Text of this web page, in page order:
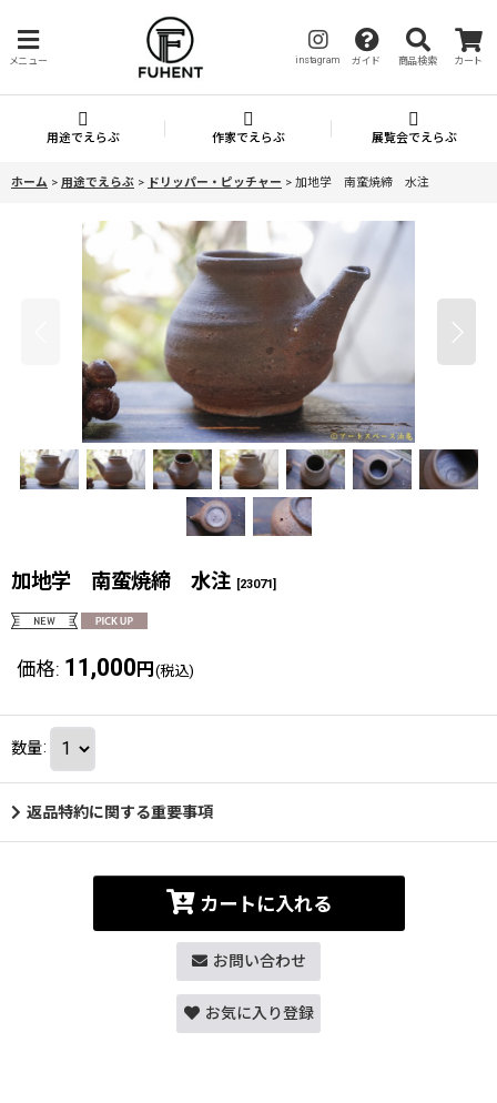
メニュー instagram ガイド 商品検索 カート
用途でえらぶ 作家でえらぶ 展覧会でえらぶ
ホーム > 用途でえらぶ > ドリッパー・ピッチャー > 加地学 南蛮焼締 水注
加地学 南蛮焼締 水注 [23071]
価格: 11,000 円 (税込)
数量:
返品特約に関する重要事項
カートに入れる
お問い合わせ
お気に入り登録